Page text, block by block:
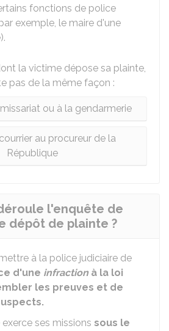
fonctions de police
exemple, le maire d'une
la victime dépose sa plainte,
pas de la même façon :
ou à la gendarmerie
au procureur de la
République
l'enquête de
dépôt de plainte ?
à la police judiciaire de
d'une infractionà la loi
les preuves et de
ses missions sous le